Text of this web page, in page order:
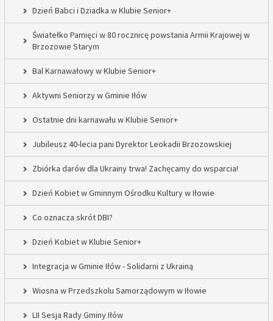
Dzień Babci i Dziadka w Klubie Senior+
Światełko Pamięci w 80 rocznicę powstania Armii Krajowej w
Brzozowie Starym
Bal Karnawałowy w Klubie Senior+
Aktywni Seniorzy w Gminie Iłów
Ostatnie dni karnawału w Klubie Senior+
Jubileusz 40-lecia pani Dyrektor Leokadii Brzozowskiej
Zbiórka darów dla Ukrainy trwa! Zachęcamy do wsparcia!
Dzień Kobiet w Gminnym Ośrodku Kultury w Iłowie
Co oznacza skrót DBI?
Dzień Kobiet w Klubie Senior+
Integracja w Gminie Iłów - Solidarni z Ukrainą
Wiosna w Przedszkolu Samorządowym w Iłowie
LII Sesja Rady Gminy Iłów